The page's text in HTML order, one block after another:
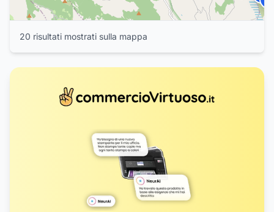
35
67
8
19
20
20 risultati mostrati sulla mappa